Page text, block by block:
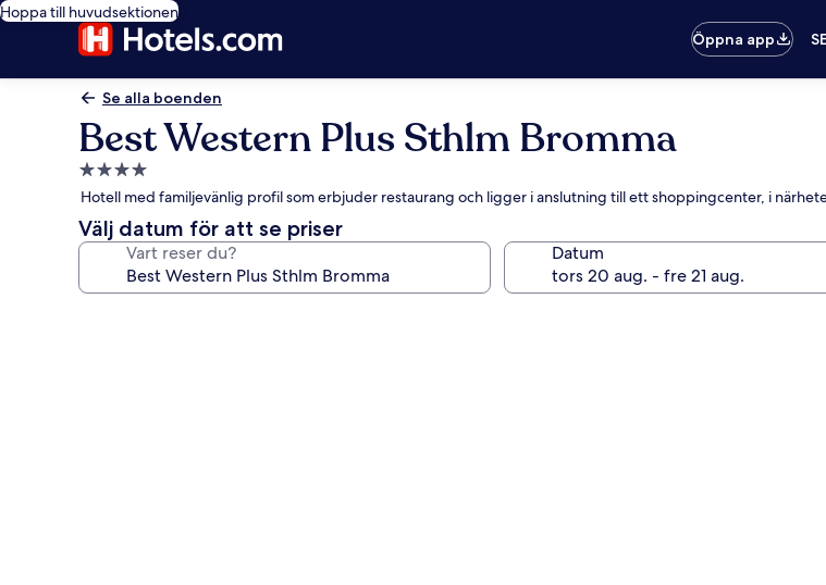
Hoppa till huvudsektionen
Öppna app
Se alla boenden
Best Western Plus Sthlm Bromma
4.0-
stjärnigt
boende
Hotell med familjevänlig profil som erbjuder restaurang och ligger i anslutning till ett shoppingcenter, i
Välj datum för att se priser
Vart reser du? Datum